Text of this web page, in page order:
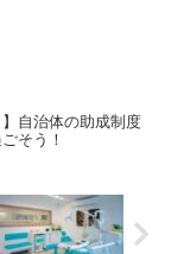
】自治体の助成制度
そう！